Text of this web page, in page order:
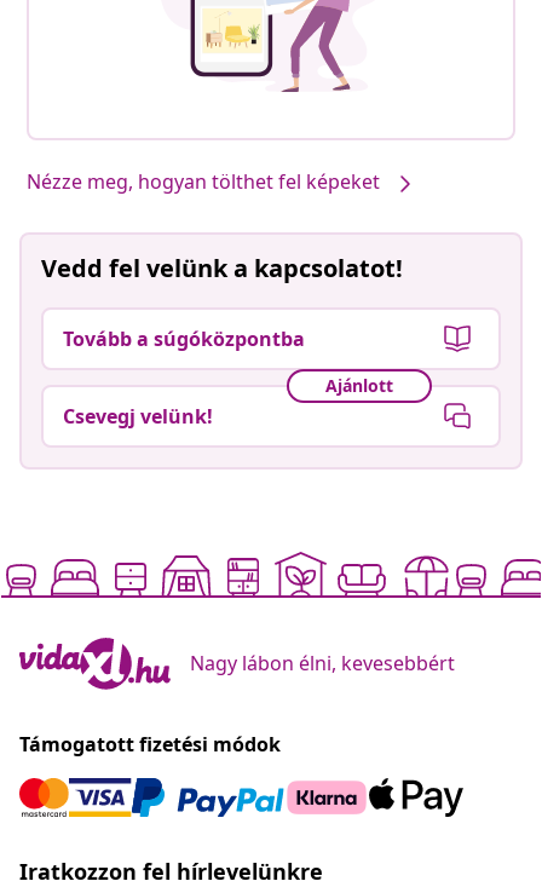
Nézze meg, hogyan tölthet fel képeket
Vedd fel velünk a kapcsolatot!
Tovább a súgóközpontba
Ajánlott
Csevegj velünk!
Nagy lábon élni, kevesebbért
Támogatott fizetési módok
Iratkozzon fel hírlevelünkre